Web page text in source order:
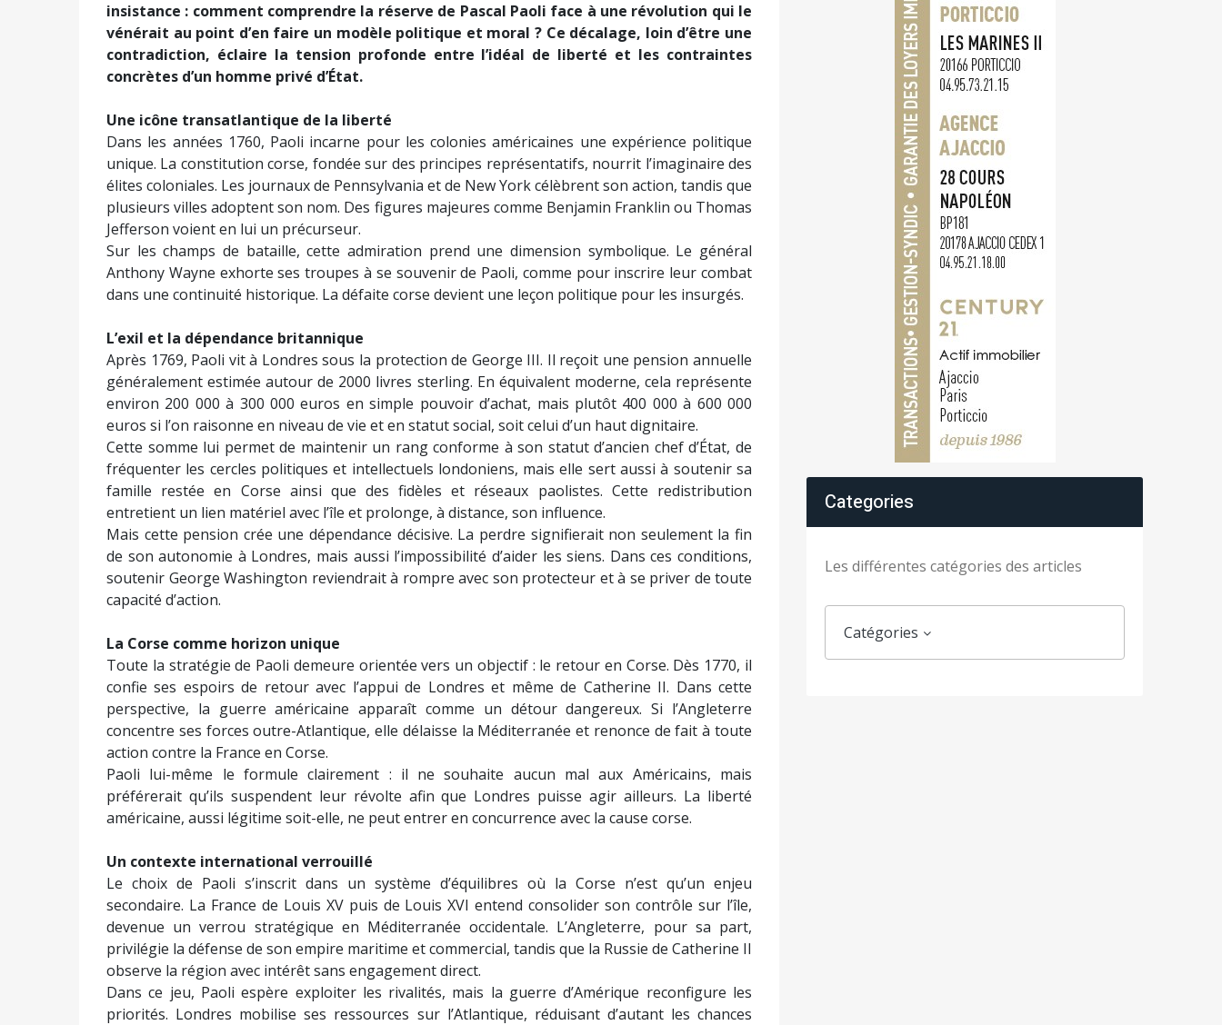
insistance : comment comprendre la réserve de Pascal Paoli face à une révolution qui le
vénérait au point d’en faire un modèle politique et moral ? Ce décalage, loin d’être une
contradiction, éclaire la tension profonde entre l’idéal de liberté et les contraintes
concrètes d’un homme privé d’État.
Une icône transatlantique de la liberté
Dans les années 1760, Paoli incarne pour les colonies américaines une expérience politique
unique. La constitution corse, fondée sur des principes représentatifs, nourrit l’imaginaire des
élites coloniales. Les journaux de Pennsylvania et de New York célèbrent son action, tandis que
plusieurs villes adoptent son nom. Des figures majeures comme Benjamin Franklin ou Thomas
Jefferson voient en lui un précurseur.
Sur les champs de bataille, cette admiration prend une dimension symbolique. Le général
Anthony Wayne exhorte ses troupes à se souvenir de Paoli, comme pour inscrire leur combat
dans une continuité historique. La défaite corse devient une leçon politique pour les insurgés.
L’exil et la dépendance britannique
Après 1769, Paoli vit à Londres sous la protection de George III. Il reçoit une pension annuelle
généralement estimée autour de 2000 livres sterling. En équivalent moderne, cela représente
environ 200 000 à 300 000 euros en simple pouvoir d’achat, mais plutôt 400 000 à 600 000
euros si l’on raisonne en niveau de vie et en statut social, soit celui d’un haut dignitaire.
Cette somme lui permet de maintenir un rang conforme à son statut d’ancien chef d’État, de
fréquenter les cercles politiques et intellectuels londoniens, mais elle sert aussi à soutenir sa
famille restée en Corse ainsi que des fidèles et réseaux paolistes. Cette redistribution
entretient un lien matériel avec l’île et prolonge, à distance, son influence.
Mais cette pension crée une dépendance décisive. La perdre signifierait non seulement la fin
de son autonomie à Londres, mais aussi l’impossibilité d’aider les siens. Dans ces conditions,
soutenir George Washington reviendrait à rompre avec son protecteur et à se priver de toute
capacité d’action.
La Corse comme horizon unique
Toute la stratégie de Paoli demeure orientée vers un objectif : le retour en Corse. Dès 1770, il
confie ses espoirs de retour avec l’appui de Londres et même de Catherine II. Dans cette
perspective, la guerre américaine apparaît comme un détour dangereux. Si l’Angleterre
concentre ses forces outre-Atlantique, elle délaisse la Méditerranée et renonce de fait à toute
action contre la France en Corse.
Paoli lui-même le formule clairement : il ne souhaite aucun mal aux Américains, mais
préférerait qu’ils suspendent leur révolte afin que Londres puisse agir ailleurs. La liberté
américaine, aussi légitime soit-elle, ne peut entrer en concurrence avec la cause corse.
Un contexte international verrouillé
Le choix de Paoli s’inscrit dans un système d’équilibres où la Corse n’est qu’un enjeu
secondaire. La France de Louis XV puis de Louis XVI entend consolider son contrôle sur l’île,
devenue un verrou stratégique en Méditerranée occidentale. L’Angleterre, pour sa part,
privilégie la défense de son empire maritime et commercial, tandis que la Russie de Catherine II
observe la région avec intérêt sans engagement direct.
Dans ce jeu, Paoli espère exploiter les rivalités, mais la guerre d’Amérique reconfigure les
priorités. Londres mobilise ses ressources sur l’Atlantique, réduisant d’autant les chances
Categories
Les différentes catégories des articles
Catégories